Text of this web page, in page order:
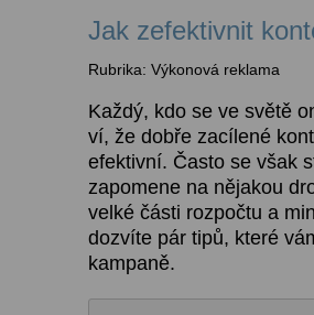
Jak zefektivnit
Rubrika: Výkonová reklama
Každý, kdo se ve světě
ví, že dobře zacílené
efektivní. Často se však
zapomene na nějakou
velké části rozpočtu a
dozvíte pár tipů, které
kampaně.